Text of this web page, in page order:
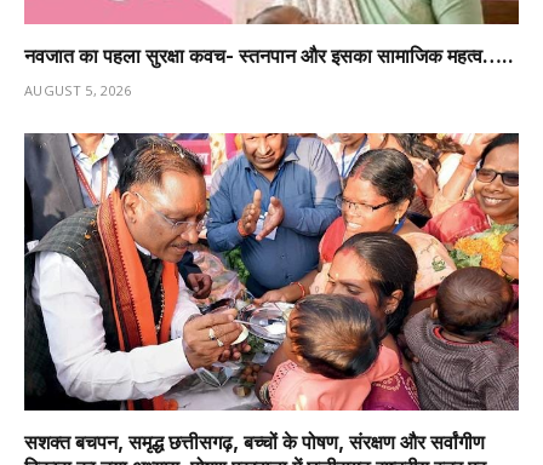
नवजात का पहला सुरक्षा कवच- स्तनपान और इसका सामाजिक महत्व…..
AUGUST 5, 2026
सशक्त बचपन, समृद्ध छत्तीसगढ़, बच्चों के पोषण, संरक्षण और सर्वांगीण